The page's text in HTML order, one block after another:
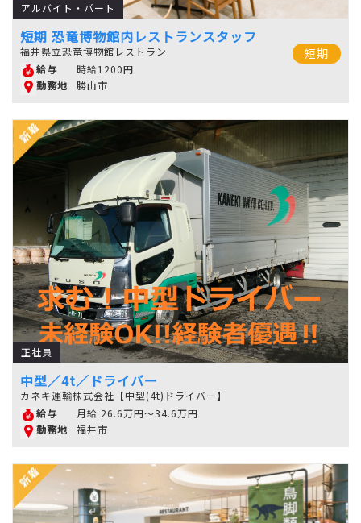
アルバイト・パート
短期 恐竜博物館内レストランスタッフ
福井県立恐竜博物館レストラン
給与
時給1200円
勤務地
勝山市
短期
正社員
中型／4t／ドライバー
カネキ運輸株式会社【中型(4t)ドライバー】
給与
月給 26.6万円～34.6万円
勤務地
福井市